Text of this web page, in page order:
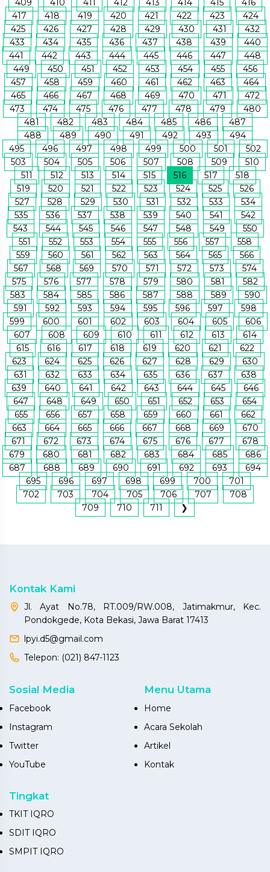
409 410 411 412 413 414 415
416
417
418 419 420 421 422 423
424
425
426 427 428 429 430 431
432
433
434 435 436 437 438 439
440
441
442 443 444 445 446 447
448
449
450 451 452 453 454 455
456
457
458 459 460 461 462 463
464
465
466 467 468 469 470 471
472
473
474 475 476 477 478 479
480
481
482 483 484 485 486
487
488
489 490 491 492 493
494
495
496 497 498 499 500 501
502
503
504 505 506 507 508 509
510
511
512 513 514 515 516 517
518
519
520 521 522 523 524 525
526
527
528 529 530 531 532 533
534
535
536 537 538 539 540 541
542
543
544 545 546 547 548 549
550
551
552 553 554 555 556 557
558
559
560 561 562 563 564 565
566
567
568 569 570 571 572 573
574
575
576 577 578 579 580 581
582
583
584 585 586 587 588 589
590
591
592 593 594 595 596 597
598
599
600 601 602 603 604 605
606
607
608 609 610 611 612 613
614
615
616 617 618 619 620 621
622
623
624 625 626 627 628 629
630
631
632 633 634 635 636 637
638
639
640 641 642 643 644 645
646
647
648 649 650 651 652 653
654
655
656 657 658 659 660 661
662
663
664 665 666 667 668 669
670
671
672 673 674 675 676 677
678
679
680 681 682 683 684 685
686
687
688 689 690 691 692 693
694
695
696 697 698 699 700
701
702
703 704 705 706 707
708
709
710 711 ❯
Kontak Kami
Jl. Ayat No.78, RT.009/RW.008, Jatimakmur, Kec.
Pondokgede, Kota Bekasi, Jawa Barat 17413
lpyi.d5@gmail.com
Telepon: (021) 847-1123
Sosial Media
Facebook
Instagram
Twitter
YouTube
Menu Utama
Home
Acara Sekolah
Artikel
Kontak
Tingkat
TKIT IQRO
SDIT IQRO
SMPIT IQRO